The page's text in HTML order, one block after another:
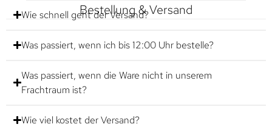
Bestellung & Versand
Wie schnell geht der Versand?
Was passiert, wenn ich bis 12:00 Uhr bestelle?
Was passiert, wenn die Ware nicht in unserem
Frachtraum ist?
Wie viel kostet der Versand?